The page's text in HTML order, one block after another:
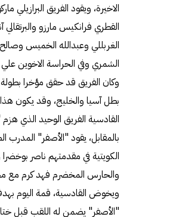
الاخيرة، ويقود الفريق البرازيلي
القطري فرانكيس مارزو
الغربللي وعبدالله الخميس
الشمري وفي الحراسة الاخوين
وكان الفريق قد حقق مؤخرا
بطل آسيا والخليج، وقد يكون هذا
القادسية الفريق الوحيد الذي
بالمقابل، يقود "الأصفر" المدرب
الكويتية في مقدمتهم ناصر
والحارس المخضرم فهد كرم مع
ويخوض القادسية، قمة اليوم